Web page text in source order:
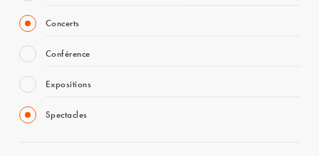
Concerts
Conférence
Expositions
Spectacles